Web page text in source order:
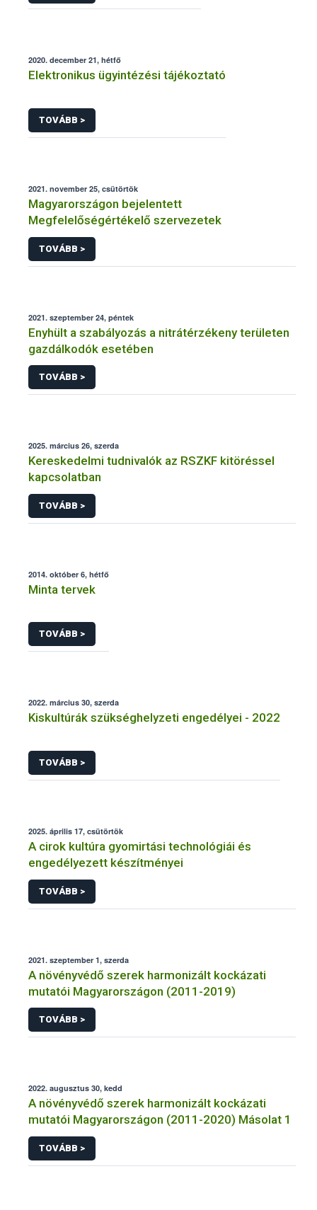
2020. december 21, hétfő
Elektronikus ügyintézési tájékoztató
TOVÁBB >
2021. november 25, csütörtök
Magyarországon bejelentett
Megfelelőségértékelő szervezetek
TOVÁBB >
2021. szeptember 24, péntek
Enyhült a szabályozás a nitrátérzékeny területen
gazdálkodók esetében
TOVÁBB >
2025. március 26, szerda
Kereskedelmi tudnivalók az RSZKF kitöréssel
kapcsolatban
TOVÁBB >
2014. október 6, hétfő
Minta tervek
TOVÁBB >
2022. március 30, szerda
Kiskultúrák szükséghelyzeti engedélyei - 2022
TOVÁBB >
2025. április 17, csütörtök
A cirok kultúra gyomirtási technológiái és
engedélyezett készítményei
TOVÁBB >
2021. szeptember 1, szerda
A növényvédő szerek harmonizált kockázati
mutatói Magyarországon (2011-2019)
TOVÁBB >
2022. augusztus 30, kedd
A növényvédő szerek harmonizált kockázati
mutatói Magyarországon (2011-2020) Másolat 1
TOVÁBB >